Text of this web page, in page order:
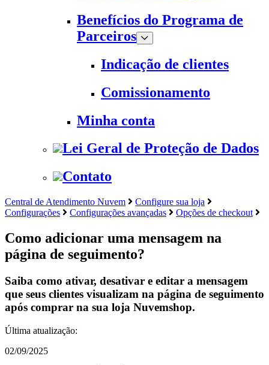
Benefícios do Programa de
Parceiros
Indicação de clientes
Comissionamento
Minha conta
Lei Geral de Proteção de Dados
Contato
Central de Atendimento Nuvem
Configure sua loja
Configurações
Configurações avançadas Opções de checkout
Como adicionar uma mensagem na
página de seguimento?
Saiba como ativar, desativar e editar a mensagem
que seus clientes visualizam na página de seguimento
após comprar na sua loja Nuvemshop.
Última atualização:
02/09/2025